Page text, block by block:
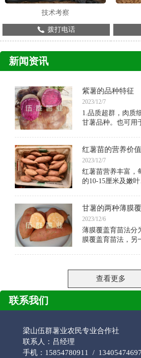
技术考察
拨打电话
新闻资讯
紫薯的品种特征
2023/12/7
1.品质超群，肉质
甘薯品种。也可用
达90%以上，烘干
枝多，地上部生
红薯苗的营养价值
2023/12/7
红薯苗营养丰富，
的10-15厘米及嫩
白质量为干重的
相
甘薯的两种薄膜
2023/12/6
薄膜覆盖育苗法分
膜覆盖育苗法，另
膜，
查看更多
联系我们
梁山伍群薯业农民专业合作社
联系人：吕经理
手机：15854780911 / 13405474697